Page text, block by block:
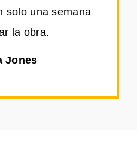
solo una semana
la obra.
Jones